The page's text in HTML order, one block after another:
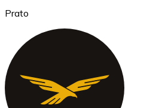
Ethereum
ETH
Prato